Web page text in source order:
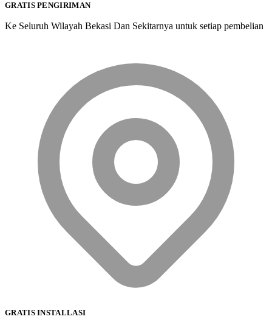
GRATIS PENGIRIMAN
Ke Seluruh Wilayah Bekasi Dan Sekitarnya untuk setiap pembelian
GRATIS INSTALLASI